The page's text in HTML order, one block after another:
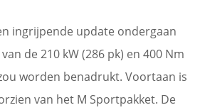
ingrijpende update ondergaan
de 210 kW (286 pk) en 400 Nm
worden benadrukt. Voortaan is
van het M Sportpakket. De